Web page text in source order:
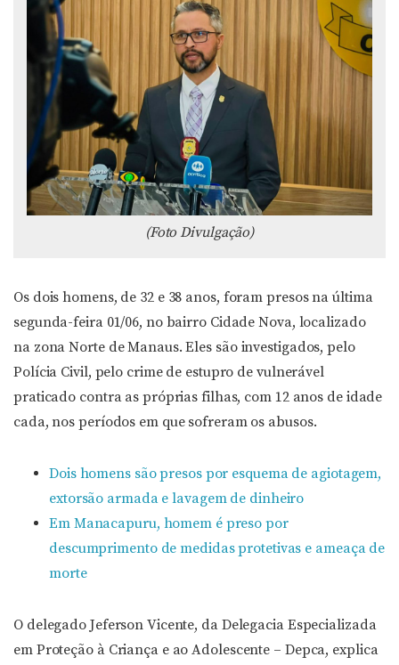
(Foto Divulgação)
Os dois homens, de 32 e 38 anos, foram presos na última
segunda-feira 01/06, no bairro Cidade Nova, localizado
na zona Norte de Manaus. Eles são investigados, pelo
Polícia Civil, pelo crime de estupro de vulnerável
praticado contra as próprias filhas, com 12 anos de idade
cada, nos períodos em que sofreram os abusos.
Dois homens são presos por esquema de agiotagem,
extorsão armada e lavagem de dinheiro
Em Manacapuru, homem é preso por
descumprimento de medidas protetivas e ameaça de
morte
O delegado Jeferson Vicente, da Delegacia Especializada
em Proteção à Criança e ao Adolescente – Depca, explica